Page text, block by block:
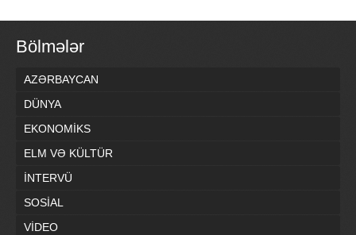
Bölmələr
AZƏRBAYCAN
DÜNYA
EKONOMİKS
ELM VƏ KÜLTÜR
İNTERVÜ
SOSİAL
VİDEO